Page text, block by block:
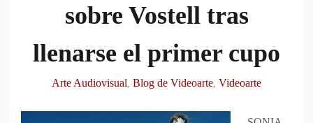
sobre Vostell tras
llenarse el primer cupo
Arte Audiovisual, Blog de Videoarte, Videoarte